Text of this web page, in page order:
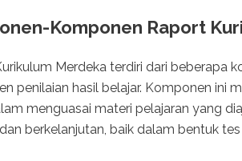
Komponen Raport
Merdeka terdiri dari beberapa
penilaian hasil belajar. Komponen ini
menguasai materi pelajaran yang
berkelanjutan, baik dalam bentuk